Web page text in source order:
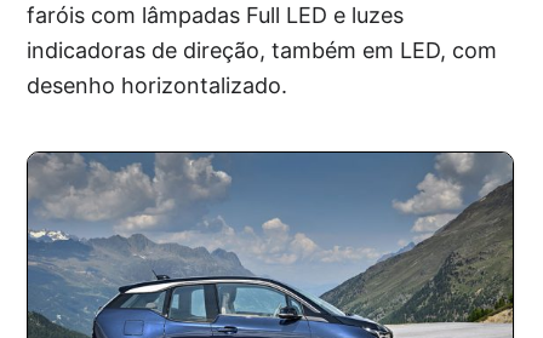
faróis com lâmpadas Full LED e luzes
indicadoras de direção, também em LED, com
desenho horizontalizado.